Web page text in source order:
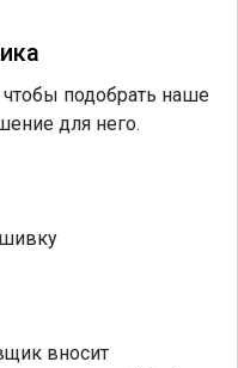
подобрать наше
для него.
вносит